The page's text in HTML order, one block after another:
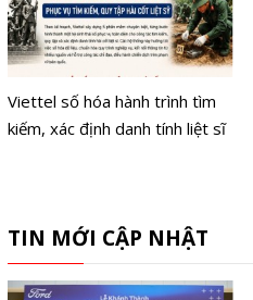
Viettel số hóa hành trình tìm
kiếm, xác định danh tính liệt sĩ
TIN MỚI CẬP NHẬT